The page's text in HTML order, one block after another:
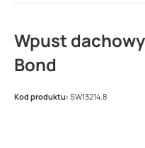
Wpust
Bond
Kod produktu: SW13214.8